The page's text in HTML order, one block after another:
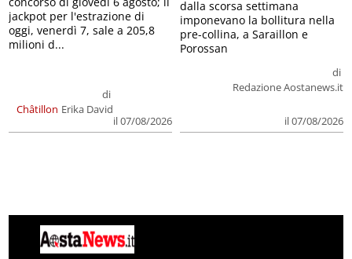
Châtillon
di
Erika David
il 07/08/2026
jackpot per l'estrazione di
oggi, venerdì 7, sale a 205,8
milioni d...
di
Redazione Aostanews.it
il 07/08/2026
dalla scorsa settimana
imponevano la bollitura nella
pre-collina, a Saraillon e
Porossan